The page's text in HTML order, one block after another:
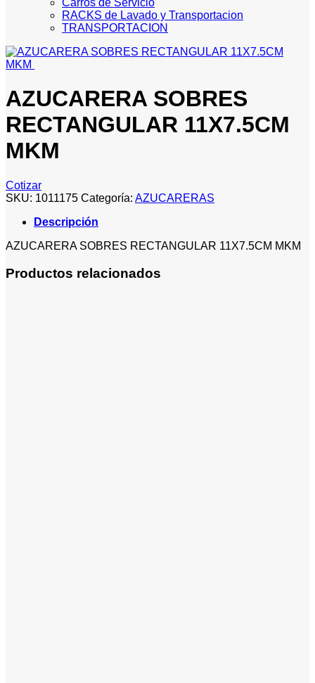
Carros de Servicio
RACKS de Lavado y Transportacion
TRANSPORTACION
AZUCARERA SOBRES
RECTANGULAR 11X7.5CM
MKM
Cotizar
SKU: 1011175 Categoría: AZUCARERAS
Descripción
AZUCARERA SOBRES RECTANGULAR 11X7.5CM MKM
Productos relacionados